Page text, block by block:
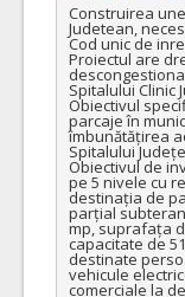
Construirea
Judetean,
Cod unic de
Proiectul are
Spitalului Clinic
Obiectivul
parcaje în
îmbunătățirea
Spitalului
Obiectivul de
pe 5 nivele cu
destinația de
parțial
mp, suprafața
capacitate de
destinate
vehicule
comerciale la